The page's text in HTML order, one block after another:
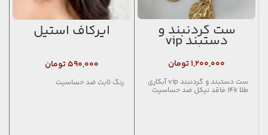
ست گردنبند و
دستبند vip
۱,۲۰۰,۰۰۰تومان
ست دستبند و گردنبند vip آبکاری
طلا 14k فاقد نیکل ضد حساسیت
ایرکاف استیل
۵۹۰,۰۰۰تومان
رنگ ثابت ضد حساسیت